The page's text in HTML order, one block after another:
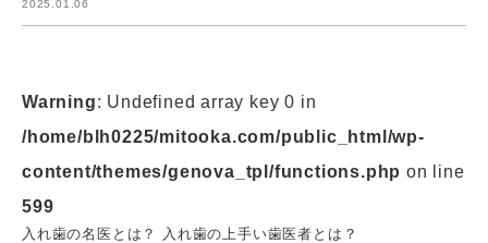
2025.01.06
Warning: Undefined array key 0 in
/home/blh0225/mitooka.com/public_html/wp-
content/themes/genova_tpl/functions.php on line
599
入れ歯の名医とは？ 入れ歯の上手い歯医者とは？